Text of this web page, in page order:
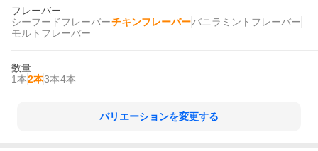
フレーバー
シーフードフレーバーチキンフレーバーバニラミントフレーバー
モルトフレーバー
数量
1本2本3本4本
バリエーションを変更する